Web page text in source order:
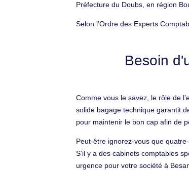
Préfecture du Doubs, en région
Selon l'Ordre des Experts
Besoin
Comme vous le savez, le rôle de
solide bagage technique garantit
pour maintenir le bon cap afin de
Peut-être ignorez-vous que
S’il y a des cabinets comptables
urgence pour votre société à